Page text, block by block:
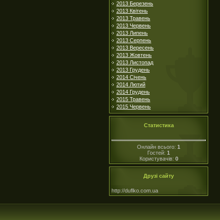
2013 Березень
2013 Квітень
2013 Травень
2013 Червень
2013 Липень
2013 Серпень
2013 Вересень
2013 Жовтень
2013 Листопад
2013 Грудень
2014 Січень
2014 Лютий
2014 Грудень
2015 Травень
2015 Червень
Статистика
Онлайн всього: 1
Гостей: 1
Користувачів: 0
Друзі сайту
http://duflko.com.ua